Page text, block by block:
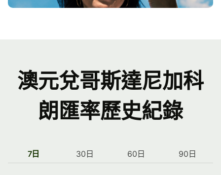
澳元兌哥斯達尼加科
朗匯率歷史紀錄
7日 30日 60日 90日